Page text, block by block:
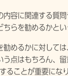
容に関連する質
らを勧めるかとい
勧めるかに対して
う点はもちろん、
ることが重要になり